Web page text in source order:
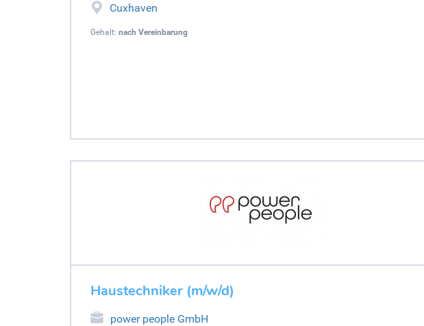
Cuxhaven
Gehalt: nach Vereinbarung
Haustechniker (m/w/d)
power people GmbH